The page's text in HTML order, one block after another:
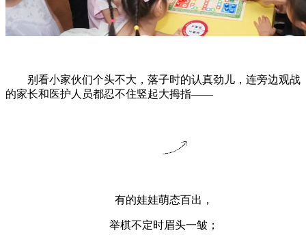
别看小家伙们个头不大，落子时的认真劲儿，连旁边观战
的家长和医护人员都忍不住竖起大拇指——
有的娃娃萌态百出，
举棋不定时眉头一皱；